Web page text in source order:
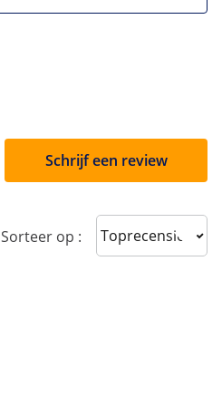
Schrijf een review
Sorteer op : Sort reviews